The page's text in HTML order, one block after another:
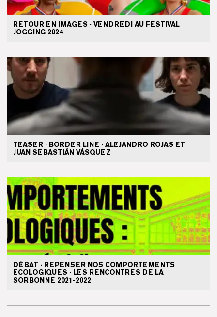
RETOUR EN IMAGES · VENDREDI AU FESTIVAL
JOGGING 2024
TEASER · BORDER LINE · ALEJANDRO ROJAS ET
JUAN SEBASTIÁN VÁSQUEZ
DÉBAT · REPENSER NOS COMPORTEMENTS
ÉCOLOGIQUES · LES RENCONTRES DE LA
SORBONNE 2021-2022